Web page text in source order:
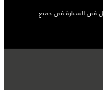
في السيارة في جميع